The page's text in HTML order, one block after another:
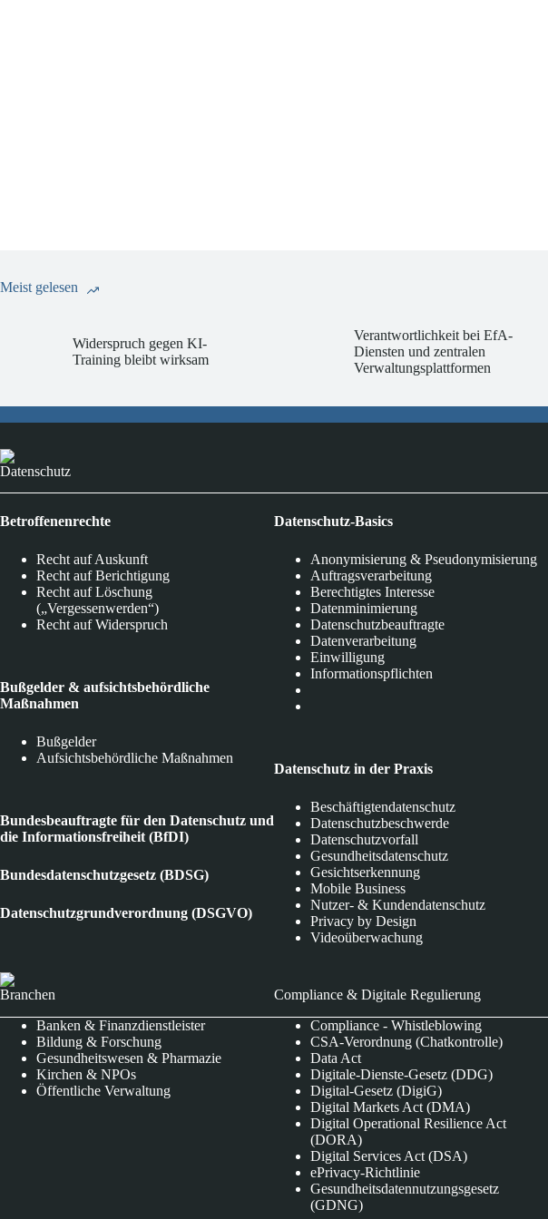
Meist gelesen
Widerspruch gegen KI-
Training bleibt wirksam
Verantwortlichkeit bei EfA-
Diensten und zentralen
Verwaltungsplattformen
Datenschutz
Betroffenenrechte
Recht auf Auskunft
Recht auf Berichtigung
Recht auf Löschung
(„Vergessenwerden“)
Recht auf Widerspruch
Bußgelder & aufsichtsbehördliche
Maßnahmen
Bußgelder
Aufsichtsbehördliche Maßnahmen
Bundesbeauftragte für den Datenschutz und
die Informationsfreiheit (BfDI)
Bundesdatenschutzgesetz (BDSG)
Datenschutzgrundverordnung (DSGVO)
Datenschutz-Basics
Anonymisierung & Pseudonymisierung
Auftragsverarbeitung
Berechtigtes Interesse
Datenminimierung
Datenschutzbeauftragte
Datenverarbeitung
Einwilligung
Informationspflichten
Datenschutz in der Praxis
Beschäftigtendatenschutz
Datenschutzbeschwerde
Datenschutzvorfall
Gesundheitsdatenschutz
Gesichtserkennung
Mobile Business
Nutzer- & Kundendatenschutz
Privacy by Design
Videoüberwachung
Branchen
Banken & Finanzdienstleister
Bildung & Forschung
Gesundheitswesen & Pharmazie
Kirchen & NPOs
Öffentliche Verwaltung
Compliance & Digitale Regulierung
Compliance - Whistleblowing
CSA-Verordnung (Chatkontrolle)
Data Act
Digitale-Dienste-Gesetz (DDG)
Digital-Gesetz (DigiG)
Digital Markets Act (DMA)
Digital Operational Resilience Act
(DORA)
Digital Services Act (DSA)
ePrivacy-Richtlinie
Gesundheitsdatennutzungsgesetz
(GDNG)